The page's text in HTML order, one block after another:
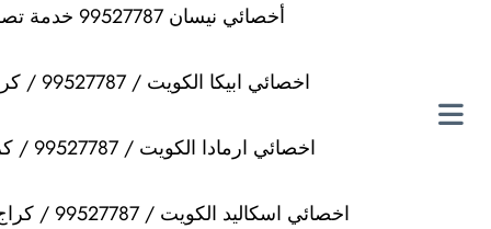
أخصائي نيسان 99527787 خدمة تصليح سيارات نيسان
اخصائي ابيكا الكويت / 99527787 / كراج تصليح سيارات ابيكا
اخصائي ارمادا الكويت / 99527787 / كراج تصليح سيارات ارمادا
اخصائي اسكاليد الكويت / 99527787 / كراج تصليح سيارات اسكاليد